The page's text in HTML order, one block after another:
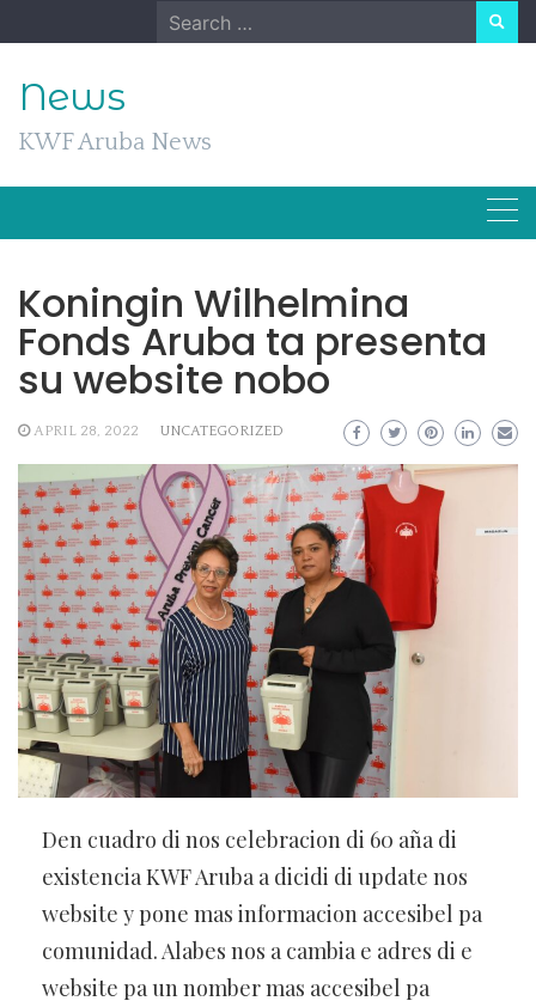
to
Search
for:
News
KWF Aruba News
Koningin Wilhelmina
Fonds Aruba ta presenta
su website nobo
APRIL 28, 2022 UNCATEGORIZED
Den cuadro di nos celebracion di 60 aña di
existencia KWF Aruba a dicidi di update nos
website y pone mas informacion accesibel pa
comunidad. Alabes nos a cambia e adres di e
website pa un nomber mas accesibel pa